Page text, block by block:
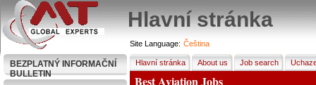
Hlavní stránka
BEZPLATNÝ INFORMAČNÍ
BULLETIN
Site Language: Čeština
Hlavní stránka About us Job search
Best Aviation Jobs